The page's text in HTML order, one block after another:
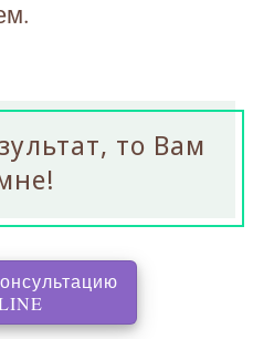
то Вам
, перенаправляет на